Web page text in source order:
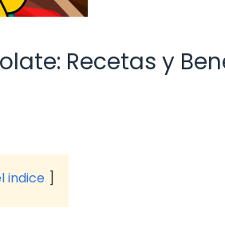
Recetas y
indice